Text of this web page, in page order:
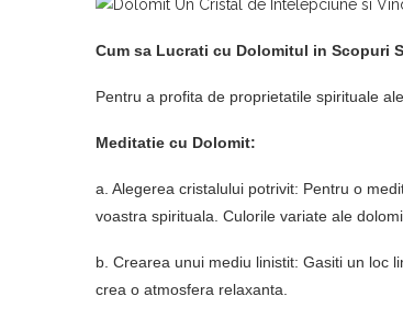
Cum sa Lucrati cu Dolomitul in Scopuri
Pentru a profita de proprietatile spirituale
Meditatie cu Dolomit:
a. Alegerea cristalului potrivit: Pentru o
voastra spirituala. Culorile variate ale
b. Crearea unui mediu linistit: Gasiti un loc
crea o atmosfera relaxanta.